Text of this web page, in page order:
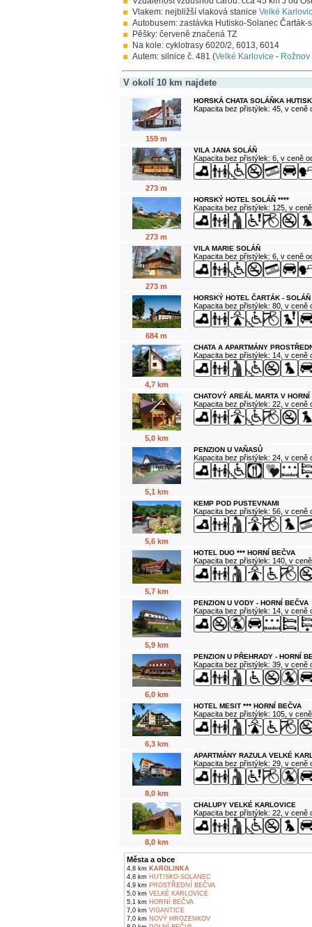
Vlakem: nejbližší vlaková stanice Velké
Autobusem: zastávka Hutisko-Solanec Čarták-
Pěšky: červeně značená TZ
Na kole: cyklotrasy 6020/2, 6013, 6014
Autem: silnice č. 481 (Velké Karlovice -
V okolí 10 km najdete
159 m
HORSKÁ CHATA SOLÁŇKA
Kapacita bez přistýlek: 45, v ceně
273 m
VILA JANA SOLÁŇ
Kapacita bez přistýlek: 6, v ceně
273 m
HORSKÝ HOTEL SOLÁŇ ****
Kapacita bez přistýlek: 125, v
273 m
VILA MARIE SOLÁŇ
Kapacita bez přistýlek: 6, v ceně
684 m
HORSKÝ HOTEL ČARTÁK - SOLÁŇ
Kapacita bez přistýlek: 80, v ceně
4,7 km
CHATA A APARTMÁNY
Kapacita bez přistýlek: 14, v ceně
5,0 km
CHATOVÝ AREÁL MARTA V
Kapacita bez přistýlek: 22, v ceně
5,1 km
PENZION U VAŇASŮ
Kapacita bez přistýlek: 24, v ceně
5,6 km
KEMP POD PUSTEVNAMI
Kapacita bez přistýlek: 56, v ceně
5,7 km
HOTEL DUO *** HORNÍ BEČVA
Kapacita bez přistýlek: 140, v
5,9 km
PENZION U VODY - HORNÍ BEČVA
Kapacita bez přistýlek: 14, v ceně
6,0 km
PENZION U PŘEHRADY - HORNÍ
Kapacita bez přistýlek: 39, v ceně
6,3 km
HOTEL MESIT *** HORNÍ BEČVA
Kapacita bez přistýlek: 105, v
8,0 km
APARTMÁNY RAZULA VELKÉ
Kapacita bez přistýlek: 29, v ceně
8,0 km
CHALUPY VELKÉ KARLOVICE
Kapacita bez přistýlek: 22, v ceně
Města a obce
4,8 km KAROLINKA
4,8 km HUTISKO-SOLANEC
4,9 km PROSTŘEDNÍ BEČVA
5,0 km VELKÉ KARLOVICE
5,1 km HORNÍ BEČVA
7,0 km VIGANTICE
7,0 km NOVÝ HROZENKOV